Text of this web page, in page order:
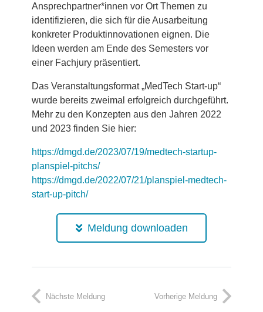
Ansprechpartner*innen vor Ort Themen zu
identifizieren, die sich für die Ausarbeitung
konkreter Produktinnovationen eignen. Die
Ideen werden am Ende des Semesters vor
einer Fachjury präsentiert.
Das Veranstaltungsformat „MedTech Start-up“
wurde bereits zweimal erfolgreich durchgeführt.
Mehr zu den Konzepten aus den Jahren 2022
und 2023 finden Sie hier:
https://dmgd.de/2023/07/19/medtech-startup-
planspiel-pitchs/
https://dmgd.de/2022/07/21/planspiel-medtech-
start-up-pitch/
Meldung downloaden
Nächste Meldung Vorherige Meldung